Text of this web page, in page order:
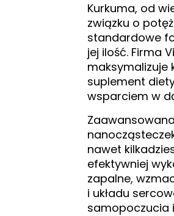
Kurkuma, od
związku o
standardowe
jej ilość. Firma
maksymalizuje
suplement
wsparciem w
nawet
efektywniej
zapalne,
i układu
samopoczucia